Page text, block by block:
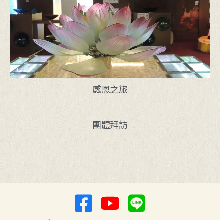
感恩之旅
團體拜訪